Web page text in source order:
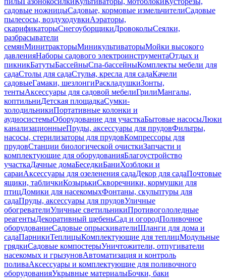
садовые ножницыСадовые, кормовые измельчителиСадовые
пылесосы, воздуходувкиАэраторы,
скарификаторыСнегоуборщикиДровоколыСеялки,
разбрасыватели
семянМинитракторыМиникультиваторыМойки высокого
давленияНаборы садового электроинструментаОтдых и
пикникБатутыБассейныСпа-бассейныКомплекты мебели для
садаСтолы для садаСтулья, кресла для садаКачели
садовыеГамаки, шезлонгиРаскладушкиЗонты,
тентыАксессуары для садовой мебелиГрилиМангалы,
коптильниДетская площадкаСумки-
холодильникиПортативные колонки и
аудиосистемыОборудование для участкаБытовые насосыЛюки
канализационныеПруды, аксессуары для прудовФильтры,
насосы, стерилизаторы для прудовКомпрессоры для
прудовСтанции биологической очисткиЗапчасти и
комплектующие для оборудованияБлагоустройство
участкаДачные домаБеседкиБаниХозблоки и
сараиАксессуары для озеленения садаДекор для садаПочтовые
ящики, табличкиКозырькиСкворечники, кормушки для
птицДомики для насекомыхФонтаны, скульптуры для
садаПруды, аксессуары для прудовУличные
обогревателиУличные светильникиПротивогололедные
реагентыДекоративный щебеньСад и огородПоливочное
оборудованиеСадовые опрыскивателиШланги для дома и
садаПарникиТеплицыКомплектующие для теплицМодульные
грядкиСадовые компостерыУничтожители, отпугиватели
насекомых и грызуновАвтоматизация и контроль
поливаАксессуары и комплектующие для поливочного
оборудованияУкрывные материалыБочки, баки